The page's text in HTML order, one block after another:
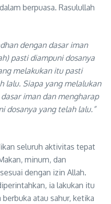
berpuasa. Rasulullah
dengan dasar iman
pasti diampuni dosanya
melakukan itu pasti
lalu. Siapa yang melalukan
iman dan mengharap
dosanya yang telah lalu.”
seluruh aktivitas tepat
minum, dan
dengan izin Allah.
ia lakukan itu
atau sahur, ketika